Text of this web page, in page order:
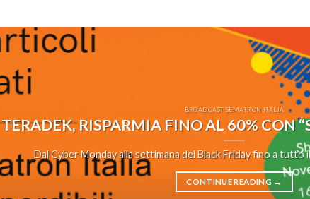
BROADCAST SEMATRON ITALIA
TERADEK, RISPARMIA FINO AL 60% CON
Dal Cyber Monday alla settimana del Black Friday fino a tutto
CONTINUE READING →